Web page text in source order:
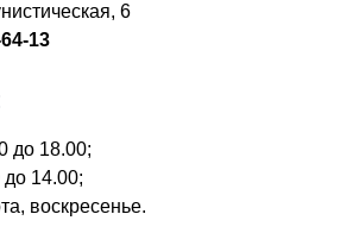
6
13
до 18.00;
14.00;
воскресенье.